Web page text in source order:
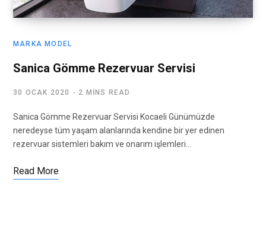
MARKA MODEL
Sanica Gömme Rezervuar Servisi
30 OCAK 2020 2 MINS READ
Sanica Gömme Rezervuar Servisi Kocaeli Günümüzde
neredeyse tüm yaşam alanlarında kendine bir yer edinen
rezervuar sistemleri bakım ve onarım işlemleri…
Read More